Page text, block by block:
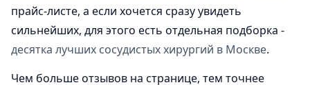
прайс-листе, а если хочется сразу увидеть
сильнейших, для этого есть отдельная подборка -
десятка лучших сосудистых хирургий в Москве.
Чем больше отзывов на странице, тем точнее